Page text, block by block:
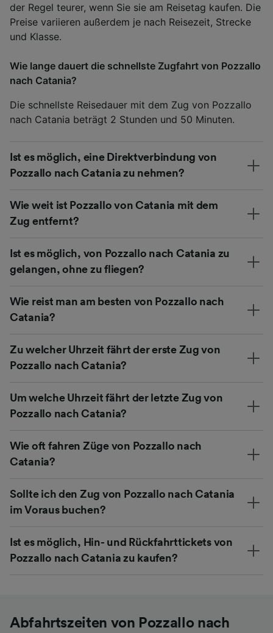
der Regel teurer, wenn Sie sie am Reisetag kaufen. Die
Preise variieren außerdem je nach Reisezeit, Strecke
und Klasse.
Wie lange dauert die schnellste Zugfahrt von Pozzallo
nach Catania?
Die schnellste Reisedauer mit dem Zug von Pozzallo
nach Catania beträgt 2 Stunden und 50 Minuten.
Ist es möglich, eine Direktverbindung von
Pozzallo nach Catania zu nehmen?
Wie weit ist Pozzallo von Catania mit dem
Zug entfernt?
Ist es möglich, von Pozzallo nach Catania zu
gelangen, ohne zu fliegen?
Wie reist man am besten von Pozzallo nach
Catania?
Zu welcher Uhrzeit fährt der erste Zug von
Pozzallo nach Catania?
Um welche Uhrzeit fährt der letzte Zug von
Pozzallo nach Catania?
Wie oft fahren Züge von Pozzallo nach
Catania?
Sollte ich den Zug von Pozzallo nach Catania
im Voraus buchen?
Ist es möglich, Hin- und Rückfahrttickets von
Pozzallo nach Catania zu kaufen?
Abfahrtszeiten von Pozzallo nach